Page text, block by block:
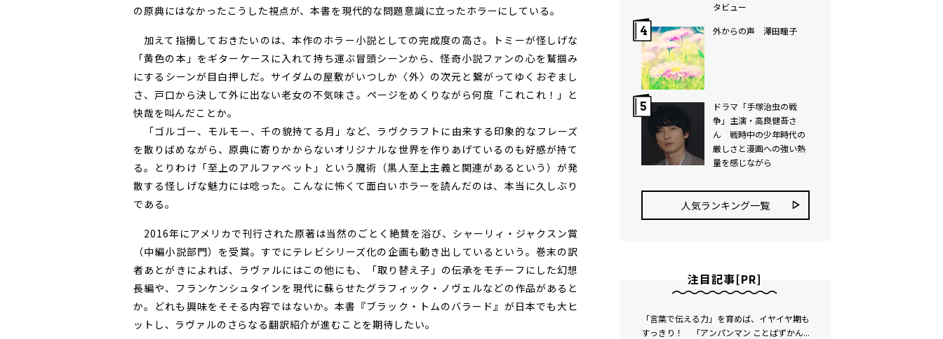
の原典にはなかったこうした視点が、本書を現代的な問題意識に立ったホラーにしている。
加えて指摘しておきたいのは、本作のホラー小説としての完成度の高さ。トミーが怪しげな
「黄色の本」をギターケースに入れて持ち運ぶ冒頭シーンから、怪奇小説ファンの心を鷲掴み
にするシーンが目白押しだ。サイダムの屋敷がいつしか〈外〉の次元と繋がってゆくおぞまし
さ、戸口から決して外に出ない老女の不気味さ――。ページをめくりながら何度「これこれ！」と
快哉を叫んだことか。
「ゴルゴー、モルモー、千の貌持てる月」など、ラヴクラフトに由来する印象的なフレーズ
を散りばめながら、原典に寄りかからないオリジナルな世界を作りあげているのも好感が持て
る。とりわけ「至上のアルファベット」という魔術（黒人至上主義と関連があるという）が発
散する怪しげな魅力には唸った。こんなに怖くて面白いホラーを読んだのは、本当に久しぶり
である。
2016年にアメリカで刊行された原著は当然のごとく絶賛を浴び、シャーリィ・ジャクスン賞
（中編小説部門）を受賞。すでにテレビシリーズ化の企画も動き出しているという。巻末の訳
者あとがきによれば、ラヴァルにはこの他にも、「取り替え子」の伝承をモチーフにした幻想
長編や、フランケンシュタインを現代に蘇らせたグラフィック・ノヴェルなどの作品があると
か。どれも興味をそそる内容ではないか。本書『ブラック・トムのバラード』が日本でも大ヒ
ットし、ラヴァルのさらなる翻訳紹介が進むことを期待したい。
タビュー
外からの声 澤田瞳子
ドラマ「手塚治虫の戦
争」主演・高良健吾さ
ん 戦時中の少年時代の
厳しさと漫画への強い熱
量を感じながら
人気ランキング⼀覧
注目記事[PR]
「言葉で伝える力」を育めば、イヤイヤ期も
すっきり！ 「アンパンマン ことばずかん...